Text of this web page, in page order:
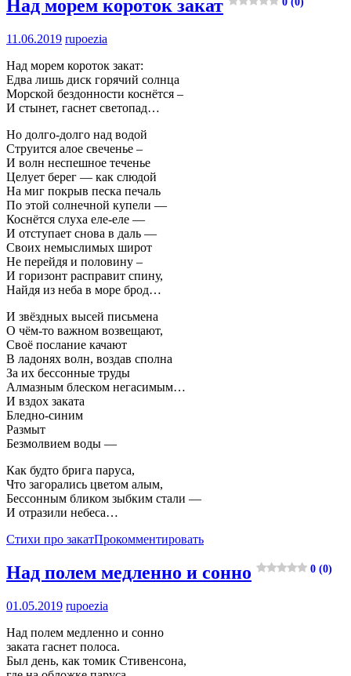
Над морем короток закат
11.06.2019 rupoezia
Над морем короток закат:
Едва лишь диск горячий солнца
Морской бездонности коснётся –
И стынет, гаснет светопад…
Но долго-долго над водой
Струится алое свеченье –
И волн неспешное теченье
Целует берег — как слюдой
На миг покрыв песка печаль
По этой солнечной купели —
Коснётся слуха еле-еле —
И отступает снова в даль —
Своих немыслимых широт
Не перейдя и половину –
И горизонт расправит спину,
Найдя из неба в море брод…
И звёздных высей письмена
О чём-то важном возвещают,
Своё послание качают
В ладонях волн, воздав сполна
За их бессонные труды
Алмазным блеском негасимым…
И вздох заката
Бледно-синим
Размыт
Безмолвием воды —
Как будто брига паруса,
Что загорались цветом алым,
Бессонным бликом зыбким стали —
И отразили небеса…
Стихи про закатПрокомментировать
Над полем медленно и сонно 0 (0)
01.05.2019 rupoezia
Над полем медленно и сонно
заката гаснет полоса.
Был день, как томик Стивенсона,